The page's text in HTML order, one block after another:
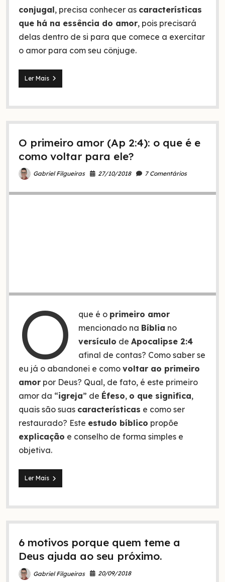
conjugal, precisa conhecer as características
que há na essência do amor, pois precisará
delas dentro de si para que comece a exercitar
o amor para com seu cônjuge.
Ler Mais4
indiscutíveis
do
conjugal
3º
indispensável)
O primeiro amor (Ap 2:4): o que é e
como voltar para ele?
Gabriel Filgueiras 27/10/2018 7 Comentários
O que é o primeiro amor
mencionado na Bíblia no
versículo deApocalipse 2:4
afinal de contas? Como saber se
eu já o abandonei e como voltar ao primeiro
amorpor Deus? Qual, de fato, é este primeiro
amor da “igreja” de Éfeso, o que significa,
quais são suas características e como ser
restaurado? Este estudo bíblico propõe
explicação e conselho de forma simples e
objetiva.
Ler MaisO
primeiro
(Ap
o
é
como
para
6 motivos porque quem teme a
Deus ajuda ao seu próximo.
Gabriel Filgueiras
20/09/2018